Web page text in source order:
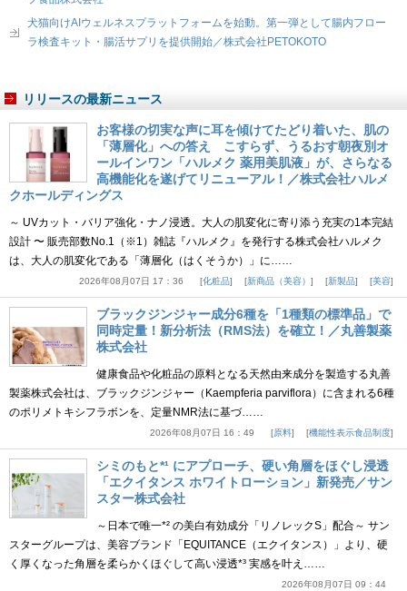
犬猫向けAIウェルネスプラットフォームを始動。第一弾として腸内フロー
ラ検査キット・腸活サプリを提供開始／株式会社PETOKOTO
リリースの最新ニュース
お客様の切実な声に耳を傾けてたどり着いた、肌の
「薄層化」への答え こすらず、うるおす朝夜別オ
ールインワン「ハルメク 薬用美肌液」が、さらなる
高機能化を遂げてリニューアル！／株式会社ハルメ
クホールディングス
～ UVカット・バリア強化・ナノ浸透。大人の肌変化に寄り添う充実の1本完結
設計 〜 販売部数No.1（※1）雑誌『ハルメク』を発行する株式会社ハルメク
は、大人の肌変化である「薄層化（はくそうか）」に……
2026年08月07日 17：36 化粧品 新商品（美容） 新製品 美容
ブラックジンジャー成分6種を「1種類の標準品」で
同時定量！新分析法（RMS法）を確立！／丸善製薬
株式会社
健康食品や化粧品の原料となる天然由来成分を製造する丸善
製薬株式会社は、ブラックジンジャー（Kaempferia parviflora）に含まれる6種
のポリメトキシフラボンを、定量NMR法に基づ……
2026年08月07日 16：49 原料 機能性表示食品制度
シミのもと*¹ にアプローチ、硬い角層をほぐし浸透
「エクイタンス ホワイトローション」新発売／サン
スター株式会社
～日本で唯一*² の美白有効成分「リノレックS」配合～ サン
スターグループは、美容ブランド「EQUITANCE（エクイタンス）」より、硬
く厚くなった角層を柔らかくほぐして高い浸透*³ 実感を叶え……
2026年08月07日 09：44